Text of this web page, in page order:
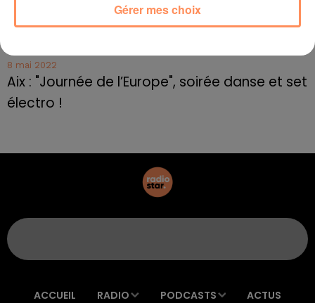
Le rappeur marseillais Soprano invité de
8 mai 2022
Aix : "Journée de l’Europe", soirée danse et set
électro !
ACCUEIL RADIO PODCASTS ACTUS
Gérer mes choix